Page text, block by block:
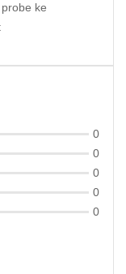
ke
0
0
0
0
0